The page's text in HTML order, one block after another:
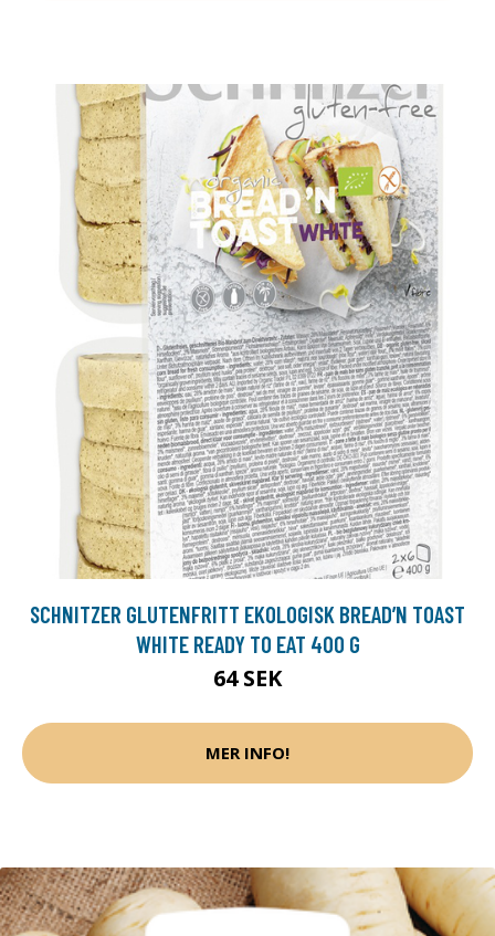
SCHNITZER GLUTENFRITT EKOLOGISK BREAD’N TOAST
WHITE READY TO EAT 400 G
64 SEK
MER INFO!